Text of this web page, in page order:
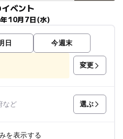
ベント
10月7日(水)
日 今週末
変更
など 選ぶ
を表示する